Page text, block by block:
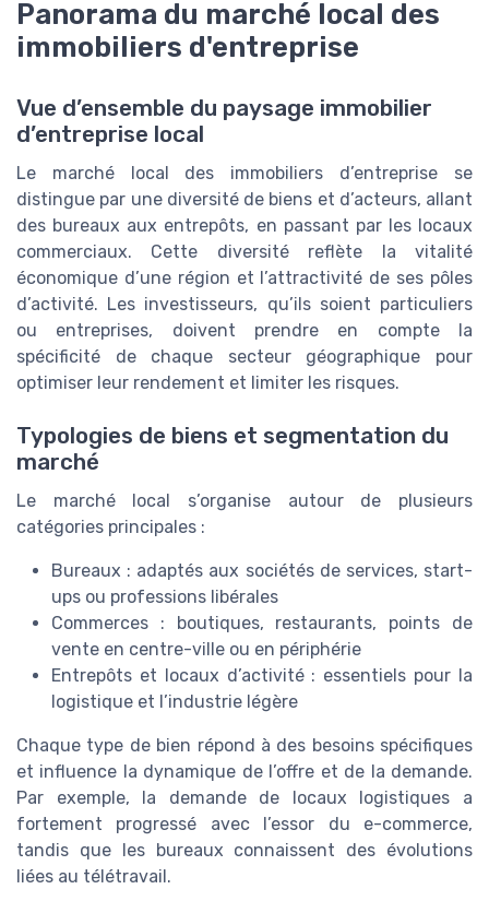
Panorama du marché local des
immobiliers d'entreprise
Vue d’ensemble du paysage immobilier
d’entreprise local
Le marché local des immobiliers d’entreprise se
distingue par une diversité de biens et d’acteurs, allant
des bureaux aux entrepôts, en passant par les locaux
commerciaux. Cette diversité reflète la vitalité
économique d’une région et l’attractivité de ses pôles
d’activité. Les investisseurs, qu’ils soient particuliers
ou entreprises, doivent prendre en compte la
spécificité de chaque secteur géographique pour
optimiser leur rendement et limiter les risques.
Typologies de biens et segmentation du
marché
Le marché local s’organise autour de plusieurs
catégories principales :
Bureaux : adaptés aux sociétés de services, start-
ups ou professions libérales
Commerces : boutiques, restaurants, points de
vente en centre-ville ou en périphérie
Entrepôts et locaux d’activité : essentiels pour la
logistique et l’industrie légère
Chaque type de bien répond à des besoins spécifiques
et influence la dynamique de l’offre et de la demande.
Par exemple, la demande de locaux logistiques a
fortement progressé avec l’essor du e-commerce,
tandis que les bureaux connaissent des évolutions
liées au télétravail.